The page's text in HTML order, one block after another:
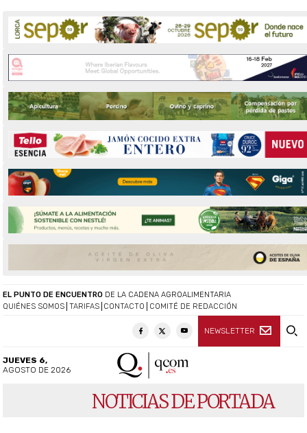
QUIÉNES SOMOS TARIFAS CONTACTO COMITÉ DE REDACCIÓN
NEWSLETTER
EL PUNTO DE ENCUENTRO DE LA CADENA AGROALIMENTARIA
JUEVES 6,
AGOSTO DE 2026
NOTICIAS DE PORTADA